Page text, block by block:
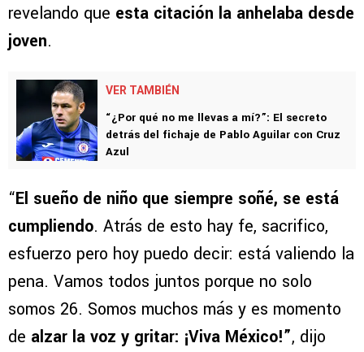
revelando que esta citación la anhelaba desde
joven.
VER TAMBIÉN
“¿Por qué no me llevas a mí?”: El secreto
detrás del fichaje de Pablo Aguilar con Cruz
Azul
“El sueño de niño que siempre soñé, se está
cumpliendo. Atrás de esto hay fe, sacrifico,
esfuerzo pero hoy puedo decir: está valiendo la
pena. Vamos todos juntos porque no solo
somos 26. Somos muchos más y es momento
de alzar la voz y gritar: ¡Viva México!”, dijo